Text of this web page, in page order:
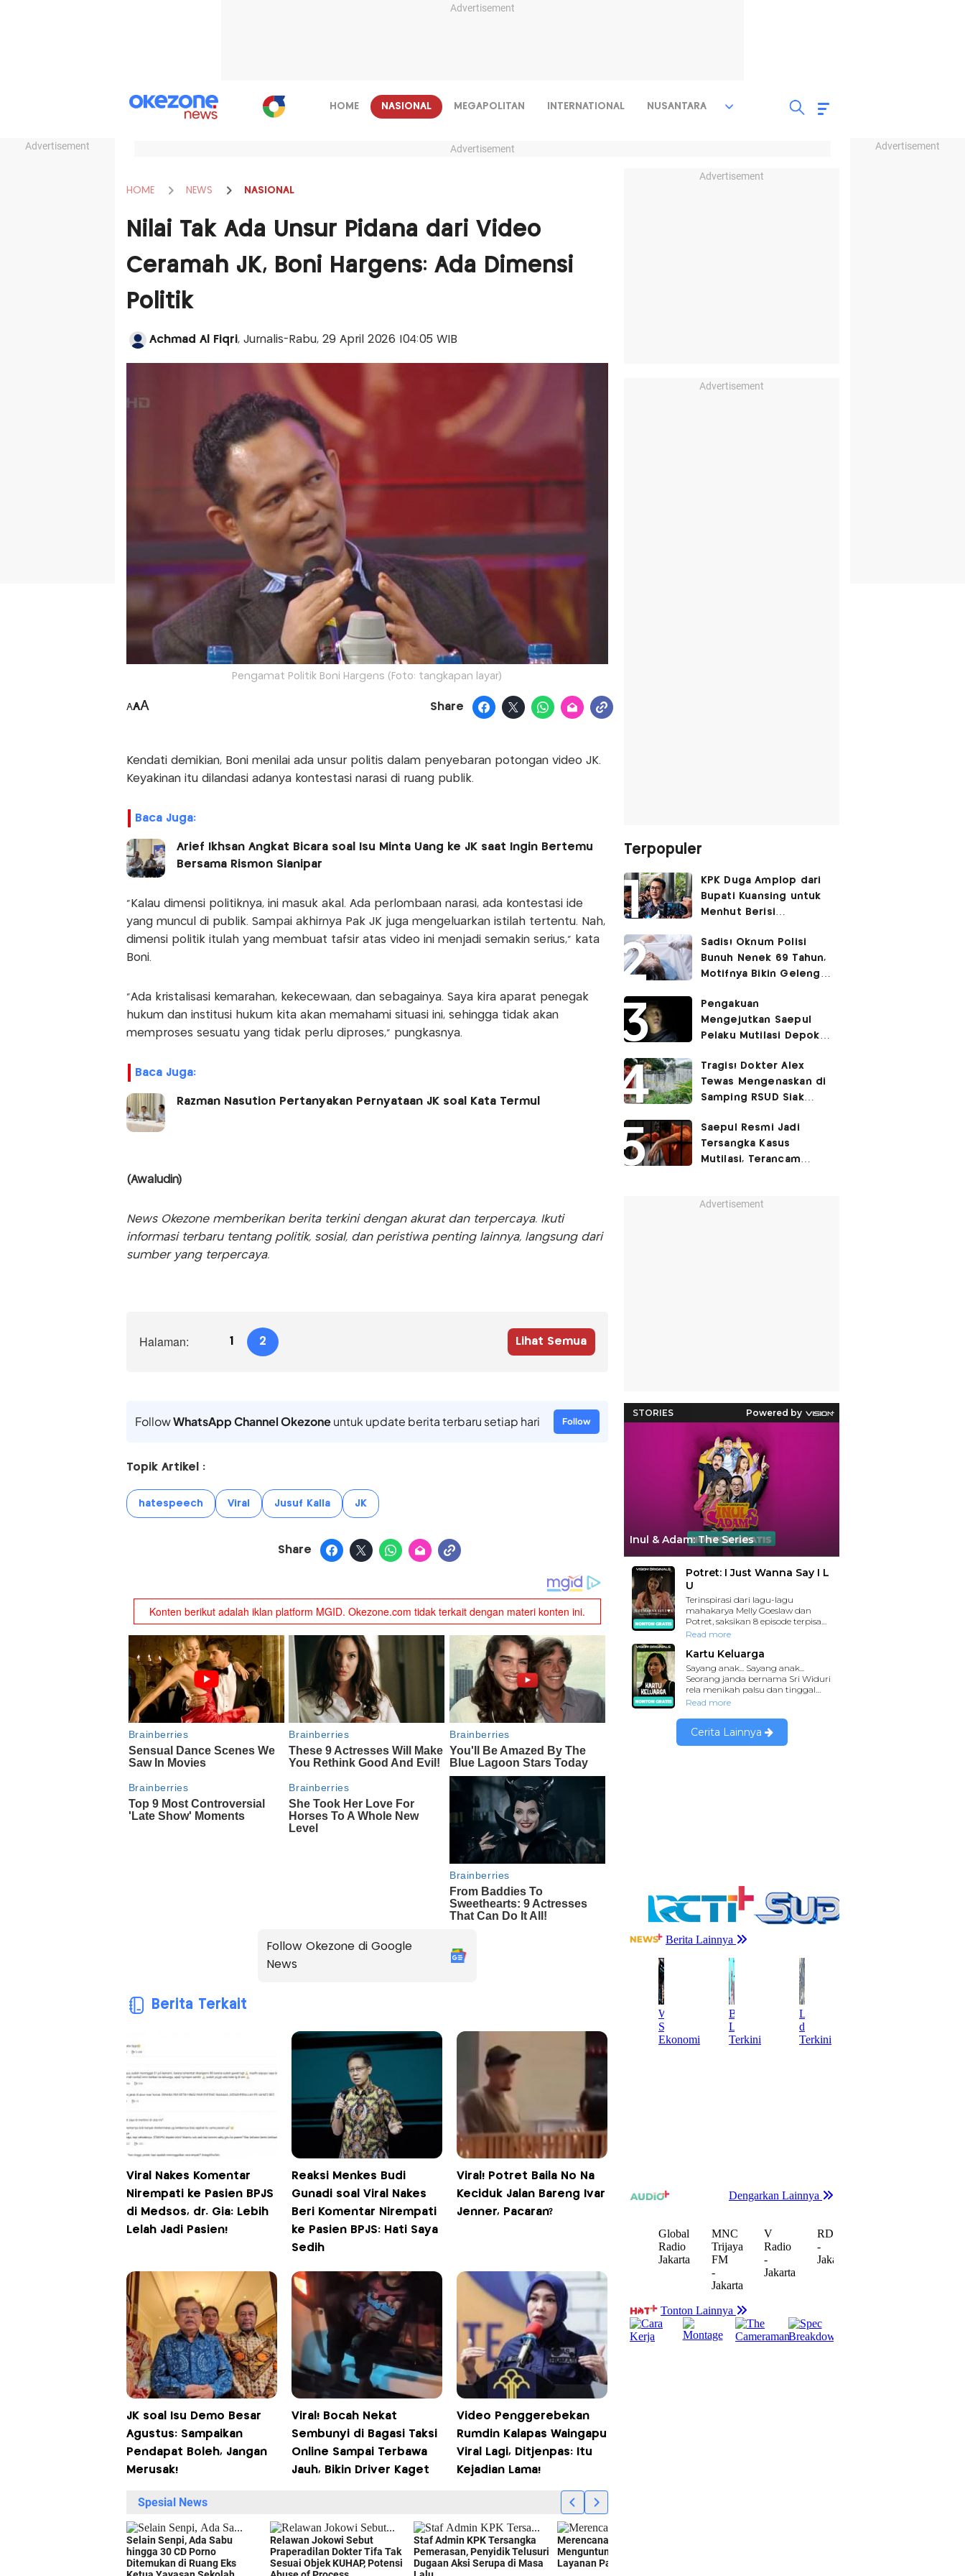
Advertisement
Advertisement Advertisement
HOME NASIONAL MEGAPOLITAN INTERNATIONAL NUSANTARA
Advertisement
HOME NEWS NASIONAL
Nilai Tak Ada Unsur Pidana dari Video
Ceramah JK, Boni Hargens: Ada Dimensi
Politik
Achmad Al Fiqri, Jurnalis-Rabu, 29 April 2026 |04:05 WIB
Pengamat Politik Boni Hargens (Foto: tangkapan layar)
AAA Share
Kendati demikian, Boni menilai ada unsur politis dalam penyebaran potongan video JK.
Keyakinan itu dilandasi adanya kontestasi narasi di ruang publik.
Baca Juga:
Arief Ikhsan Angkat Bicara soal Isu Minta Uang ke JK saat Ingin Bertemu
Bersama Rismon Sianipar
“Kalau dimensi politiknya, ini masuk akal. Ada perlombaan narasi, ada kontestasi ide
yang muncul di publik. Sampai akhirnya Pak JK juga mengeluarkan istilah tertentu. Nah,
dimensi politik itulah yang membuat tafsir atas video ini menjadi semakin serius,” kata
Boni.
“Ada kristalisasi kemarahan, kekecewaan, dan sebagainya. Saya kira aparat penegak
hukum dan institusi hukum kita akan memahami situasi ini, sehingga tidak akan
memproses sesuatu yang tidak perlu diproses,” pungkasnya.
Baca Juga:
Razman Nasution Pertanyakan Pernyataan JK soal Kata Termul
(Awaludin)
News Okezone memberikan berita terkini dengan akurat dan terpercaya. Ikuti
informasi terbaru tentang politik, sosial, dan peristiwa penting lainnya, langsung dari
sumber yang terpercaya.
Halaman: 1 2 Lihat Semua
FollowWhatsApp Channel Okezoneuntuk update berita terbaru setiap hari Follow
Topik Artikel :
hatespeech Viral Jusuf Kalla JK
Share
Follow Okezone di Google
News
Berita Terkait
Viral Nakes Komentar
Nirempati ke Pasien BPJS
di Medsos, dr. Gia: Lebih
Lelah Jadi Pasien!
Reaksi Menkes Budi
Gunadi soal Viral Nakes
Beri Komentar Nirempati
ke Pasien BPJS: Hati Saya
Sedih
Viral! Potret Baila No Na
Keciduk Jalan Bareng Ivar
Jenner, Pacaran?
JK soal Isu Demo Besar
Agustus: Sampaikan
Pendapat Boleh, Jangan
Merusak!
Viral! Bocah Nekat
Sembunyi di Bagasi Taksi
Online Sampai Terbawa
Jauh, Bikin Driver Kaget
Video Penggerebekan
Rumdin Kalapas Waingapu
Viral Lagi, Ditjenpas: Itu
Kejadian Lama!
Advertisement
Advertisement
Terpopuler
KPK Duga Amplop dari
Bupati Kuansing untuk
Menhut Berisi
Pengembaliannya
Belum Utuh
Sadis! Oknum Polisi
Bunuh Nenek 69 Tahun,
Motifnya Bikin Geleng
Pengakuan
Mengejutkan Saepul
Pelaku Mutilasi Depok:
Korban di Kontrakan
Tragis! Dokter Alex
Tewas Mengenaskan di
Samping RSUD Siak
Rocuronium
Saepul Resmi Jadi
Tersangka Kasus
Mutilasi, Terancam
Advertisement